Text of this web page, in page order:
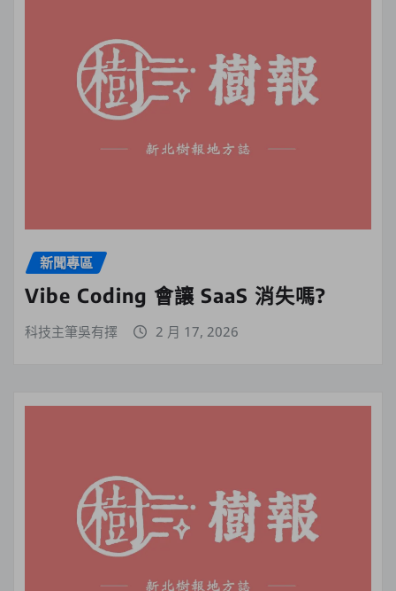
新聞專區
Vibe Coding 會讓 SaaS 消失嗎?
科技主筆吳有擇 2 月 17, 2026